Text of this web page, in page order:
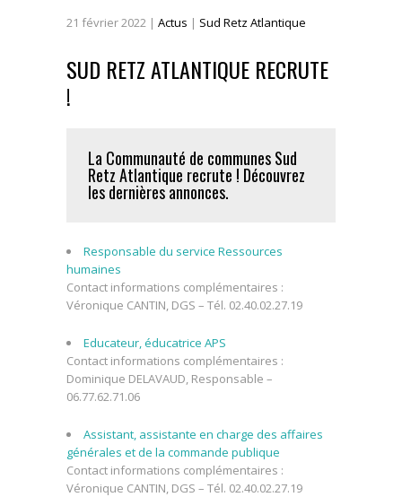
21 février2022 | Actus | Sud Retz Atlantique
SUD RETZ ATLANTIQUE RECRUTE
!
La Communauté de communes Sud
Retz Atlantique recrute ! Découvrez
les dernières annonces.
Responsable du service Ressources
humaines
Contact informations complémentaires :
Véronique CANTIN, DGS – Tél. 02.40.02.27.19
Educateur, éducatrice APS
Contact informations complémentaires :
Dominique DELAVAUD, Responsable –
06.77.62.71.06
Assistant, assistante en charge des affaires
générales et de la commande publique
Contact informations complémentaires :
Véronique CANTIN, DGS – Tél. 02.40.02.27.19